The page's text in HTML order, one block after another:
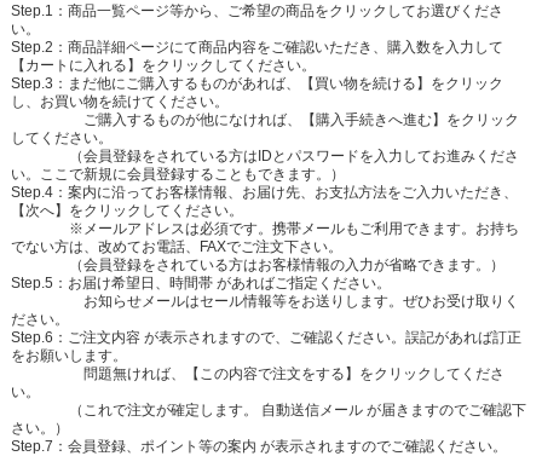
Step.1：商品一覧ページ等から、ご希望の商品をクリックしてお選びくださ
い。
Step.2：商品詳細ページにて商品内容をご確認いただき、購入数を入力して
【カートに入れる】をクリックしてください。
Step.3：まだ他にご購入するものがあれば、【買い物を続ける】をクリック
し、お買い物を続けてください。
ご購入するものが他になければ、【購入手続きへ進む】をクリック
してください。
（会員登録をされている方はIDとパスワードを入力してお進みくださ
い。ここで新規に会員登録することもできます。）
Step.4：案内に沿ってお客様情報、お届け先、お支払方法をご入力いただき、
【次へ】をクリックしてください。
※メールアドレスは必須です。携帯メールもご利用できます。お持ち
でない方は、改めてお電話、FAXでご注文下さい。
（会員登録をされている方はお客様情報の入力が省略できます。）
Step.5：お届け希望日、時間帯 があればご指定ください。
お知らせメールはセール情報等をお送りします。ぜひお受け取りく
ださい。
Step.6：ご注文内容 が表示されますので、ご確認ください。誤記があれば訂正
をお願いします。
問題無ければ、【この内容で注文をする】をクリックしてくださ
い。
（これで注文が確定します。 自動送信メール が届きますのでご確認下
さい。）
Step.7：会員登録、ポイント等の案内 が表示されますのでご確認ください。